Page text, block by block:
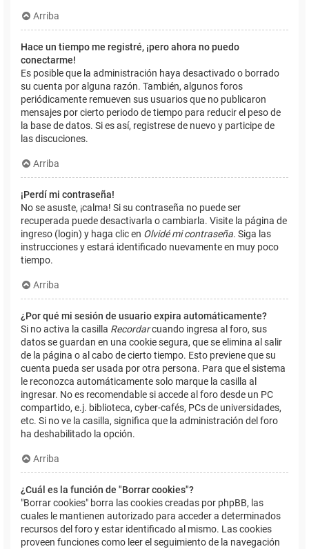
Arriba
Hace un tiempo me registré, ¡pero ahora no puedo
conectarme!
Es posible que la administración haya desactivado o borrado
su cuenta por alguna razón. También, algunos foros
periódicamente remueven sus usuarios que no publicaron
mensajes por cierto periodo de tiempo para reducir el peso de
la base de datos. Si es así, registrese de nuevo y participe de
las discuciones.
Arriba
¡Perdí mi contraseña!
No se asuste, ¡calma! Si su contraseña no puede ser
recuperada puede desactivarla o cambiarla. Visite la página de
ingreso (login) y haga clic en Olvidé mi contraseña. Siga las
instrucciones y estará identificado nuevamente en muy poco
tiempo.
Arriba
¿Por qué mi sesión de usuario expira automáticamente?
Si no activa la casilla Recordarcuando ingresa al foro, sus
datos se guardan en una cookie segura, que se elimina al salir
de la página o al cabo de cierto tiempo. Esto previene que su
cuenta pueda ser usada por otra persona. Para que el sistema
le reconozca automáticamente solo marque la casilla al
ingresar. No es recomendable si accede al foro desde un PC
compartido, e.j. biblioteca, cyber-cafés, PCs de universidades,
etc. Si no ve la casilla, significa que la administración del foro
ha deshabilitado la opción.
Arriba
¿Cuál es la función de "Borrar cookies"?
"Borrar cookies" borra las cookies creadas por phpBB, las
cuales le mantienen autorizado para acceder a determinados
recursos del foro y estar identificado al mismo. Las cookies
proveen funciones como leer el seguimiento de la navegación